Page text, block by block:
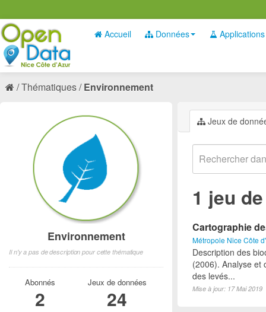
Accueil Données Applications
Thématiques Environnement
Jeux de
1 jeu
Cartographie
Métropole Nice Côte
Description des
(2006). Analyse et
des levés...
Mise à jour: 17 Mai 2019
Environnement
Il n'y a pas de description pour cette thématique
Abonnés
2
Jeux de données
24